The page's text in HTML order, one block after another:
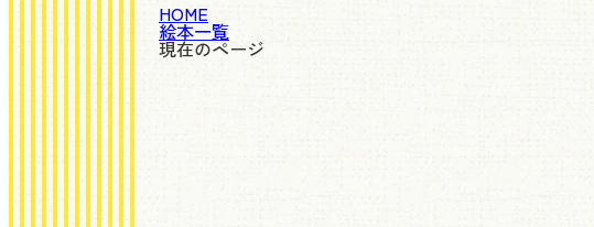
HOME
絵本一覧
現在のページ